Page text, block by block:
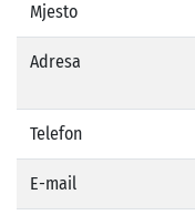
Mjesto
Adresa
Telefon
E-mail